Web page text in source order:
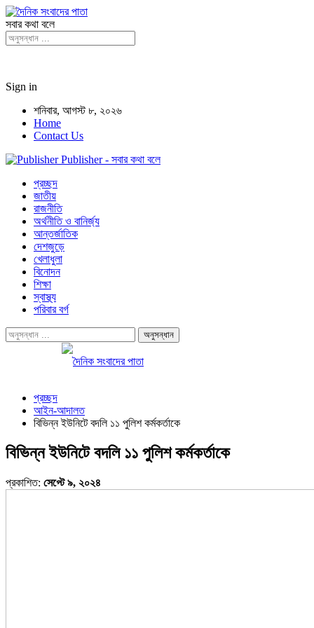
সবার কথা বলে
Sign in
শনিবার, আগস্ট ৮, ২০২৬
Home
Contact Us
Publisher - সবার কথা বলে
প্রচ্ছদ
জাতীয়
রাজনীতি
অর্থনীতি ও বানির্জ্য
আন্তর্জাতিক
দেশজুড়ে
খেলাধুলা
বিনোদন
শিক্ষা
স্বাস্থ্য
পরিবার বর্গ
প্রচ্ছদ
আইন-আদালত
বিভিন্ন ইউনিটে বদলি ১১ পুলিশ কর্মকর্তাকে
বিভিন্ন ইউনিটে বদলি ১১ পুলিশ কর্মকর্তাকে
প্রকাশিত: সেপ্টে ৯, ২০২৪